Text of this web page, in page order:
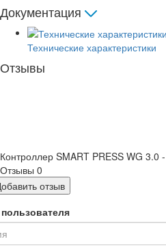
Документация
Технические характеристики
Отзывы
Контроллер SMART PRESS WG
Отзывы 0
отзыв